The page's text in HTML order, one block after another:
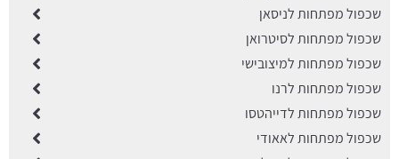
שכפול מפתחות לניסאן
שכפול מפתחות לסיטרואן
שכפול מפתחות למיצובישי
שכפול מפתחות לרנו
שכפול מפתחות לדייהטסו
שכפול מפתחות לאאודי